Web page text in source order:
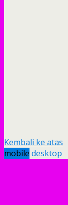
Kembali ke atas
mobile desktop